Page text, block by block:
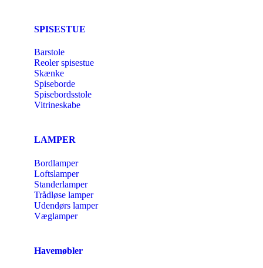
SPISESTUE
Barstole
Reoler spisestue
Skænke
Spiseborde
Spisebordsstole
Vitrineskabe
LAMPER
Bordlamper
Loftslamper
Standerlamper
Trådløse lamper
Udendørs lamper
Væglamper
Havemøbler